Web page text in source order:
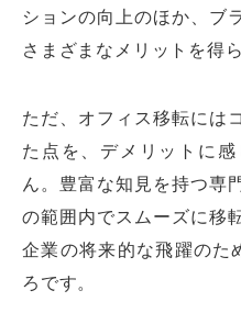
ションの向上のほか、ブ
さまざまなメリットを得
ただ、オフィス移転には
た点を、デメリットに
ん。豊富な知見を持つ専
の範囲内でスムーズに移
企業の将来的な飛躍のた
ろです。